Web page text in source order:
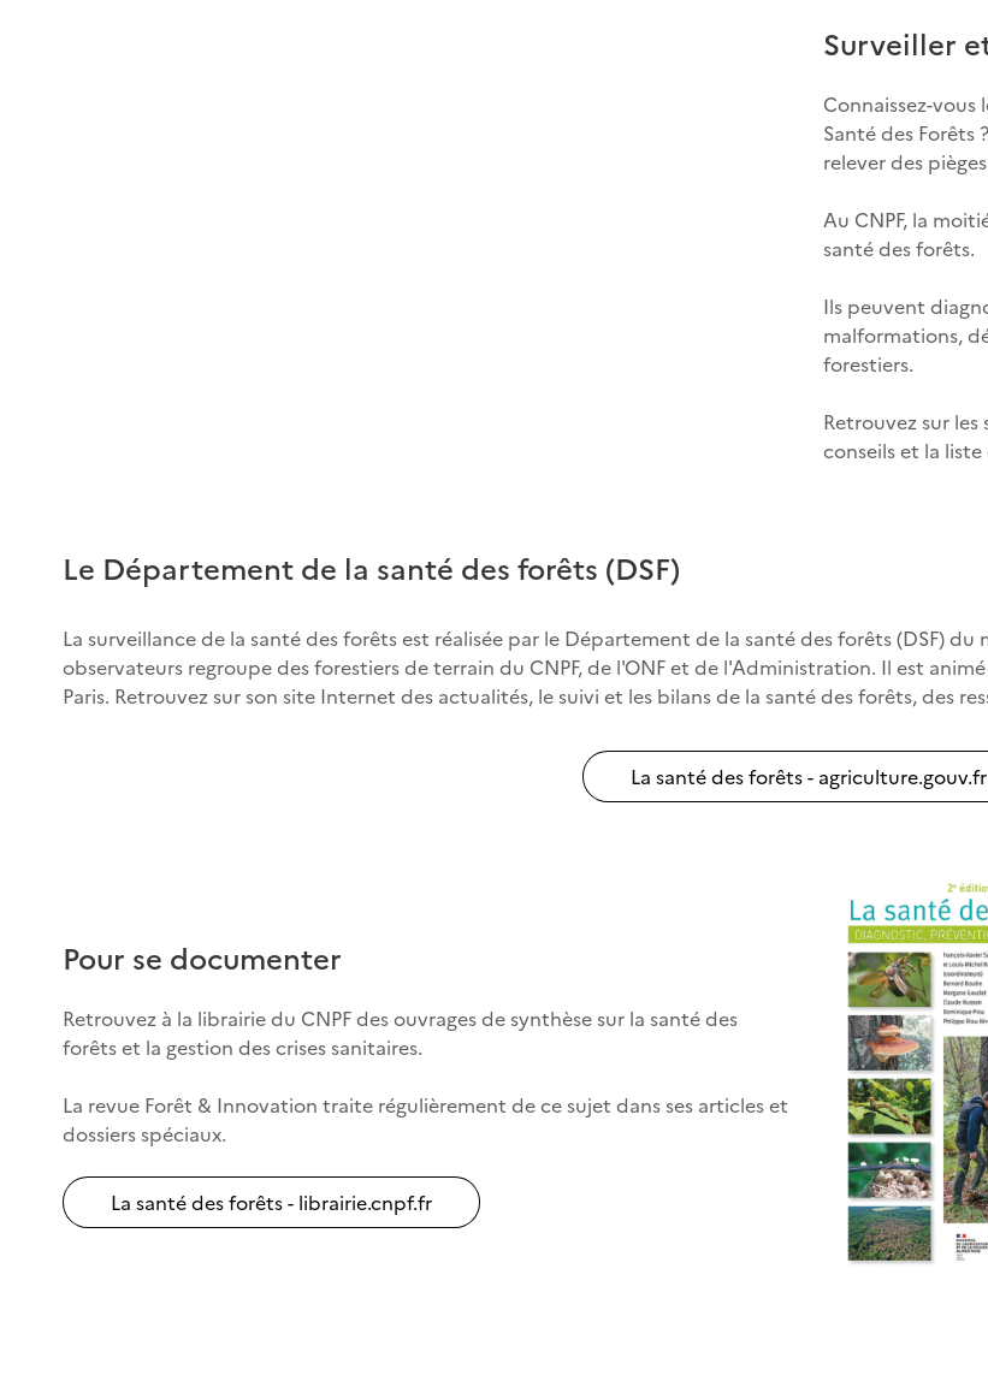
Surveiller
Connaissez-
Santé des Forêts
relever des
Au CNPF, la
santé des forêts.
Ils peuvent
malformations,
forestiers.
Retrouvez sur
conseils et la
Le Département de la santé des forêts (DSF)
La surveillance de la santé des forêts est réalisée par le Département de la santé des forêts (DSF)
observateurs regroupe des forestiers de terrain du CNPF, de l'ONF et de l'Administration. Il est
Paris. Retrouvez sur son site Internet des actualités, le suivi et les bilans de la santé des forêts, des
La santé des forêts - agriculture.gouv.fr
Pour se documenter
Retrouvez à la librairie du CNPF des ouvrages de synthèse sur la santé des
forêts et la gestion des crises sanitaires.
La revue Forêt & Innovation traite régulièrement de ce sujet dans ses articles et
dossiers spéciaux.
La santé des forêts - librairie.cnpf.fr